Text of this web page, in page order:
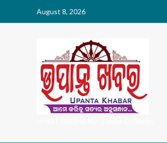
August 8, 2026